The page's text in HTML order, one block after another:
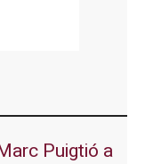
Puigtió a